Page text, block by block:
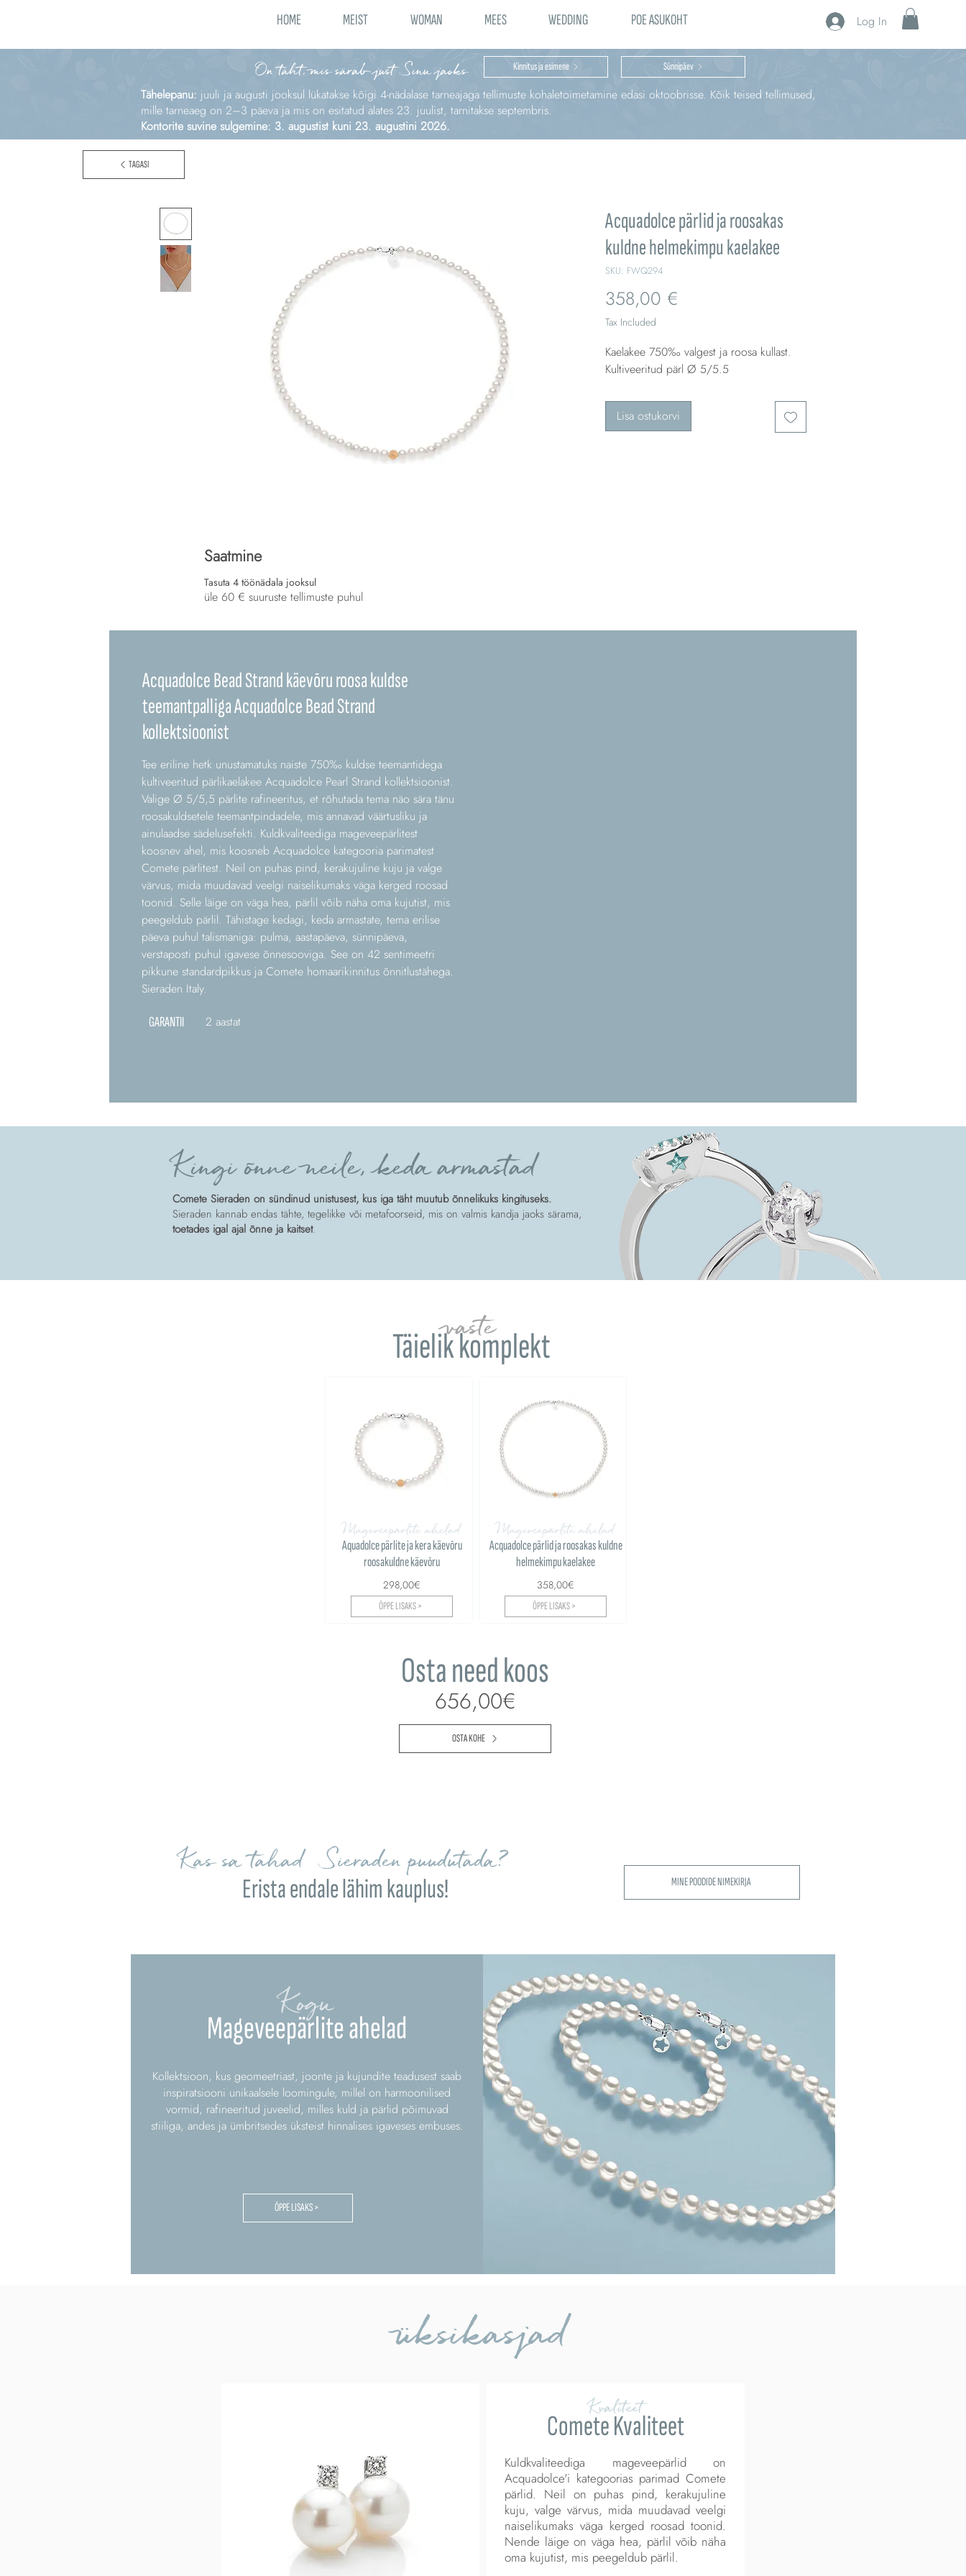
HOME MEIST WOMAN MEES WEDDING POE ASUKOHT Log In
On täht, mis särab just Sinu jaoks Kinnitus ja esimene Sünnipäev
Tähelepanu: juuli ja augusti jooksul lükatakse kõigi 4‑nädalase tarneajaga tellimuste kohaletoimetamine edasi oktoobrisse. Kõik teised tellimused,
mille tarneaeg on 2–3 päeva ja mis on esitatud alates 23. juulist, tarnitakse septembris.
Kontorite suvine sulgemine: 3. augustist kuni 23. augustini 2026.
Acquadolce pärlid ja roosakas
kuldne helmekimpu kaelakee
SKU: FWQ294
358,00 €
Tax Included
Kaelakee 750‰ valgest ja roosa kullast.
Kultiveeritud pärl Ø 5/5.5
Lisa ostukorvi
TAGASI
Saatmine
Tasuta 4 töönädala jooksul
üle 60 € suuruste tellimuste puhul
Acquadolce Bead Strand käevõru roosa kuldse
teemantpalliga Acquadolce Bead Strand
kollektsioonist
Tee eriline hetk unustamatuks naiste 750‰ kuldse teemantidega
kultiveeritud pärlikaelakee Acquadolce Pearl Strand kollektsioonist.
Valige Ø 5/5,5 pärlite rafineeritus, et rõhutada tema näo sära tänu
roosakuldsetele teemantpindadele, mis annavad väärtusliku ja
ainulaadse sädelusefekti. Kuldkvaliteediga mageveepärlitest
koosnev ahel, mis koosneb Acquadolce kategooria parimatest
Comete pärlitest. Neil on puhas pind, kerakujuline kuju ja valge
värvus, mida muudavad veelgi naiselikumaks väga kerged roosad
toonid. Selle läige on väga hea, pärlil võib näha oma kujutist, mis
peegeldub pärlil. Tähistage kedagi, keda armastate, tema erilise
päeva puhul talismaniga: pulma, aastapäeva, sünnipäeva,
verstaposti puhul igavese õnnesooviga. See on 42 sentimeetri
pikkune standardpikkus ja Comete homaarikinnitus õnnitlustähega.
Sieraden Italy.
GARANTII 2 aastat
Kingi õnne neile, keda armastad
Comete Sieraden on sündinud unistusest, kus iga täht muutub õnnelikuks kingituseks.
Sieraden kannab endas tähte, tegelikke või metafoorseid, mis on valmis kandja jaoks särama,
toetades igal ajal õnne ja kaitset.
Täielik komplekt
vaste
Mageveepärlite ahelad
Aquadolce pärlite ja kera käevõru
roosakuldne käevõru
298,00€
ÕPPE LISAKS >
Mageveepärlite ahelad
Acquadolce pärlid ja roosakas kuldne
helmekimpu kaelakee
358,00€
ÕPPE LISAKS >
Osta need koos
656,00€
OSTA KOHE
Kas sa tahad Sieraden puudutada?
Erista endale lähim kauplus! MINE POODIDE NIMEKIRJA
Mageveepärlite ahelad
Kogu
Kollektsioon, kus geomeetriast, joonte ja kujundite teadusest saab
inspiratsiooni unikaalsele loomingule, millel on harmoonilised
vormid, rafineeritud juveelid, milles kuld ja pärlid põimuvad
stiiliga, andes ja ümbritsedes üksteist hinnalises igaveses embuses.
ÕPPE LISAKS >
üksikasjad
Kvaliteet
Comete Kvaliteet
Kuldkvaliteediga mageveepärlid on
Acquadolce'i kategoorias parimad Comete
pärlid. Neil on puhas pind, kerakujuline
kuju, valge värvus, mida muudavad veelgi
naiselikumaks väga kerged roosad toonid.
Nende läige on väga hea, pärlil võib näha
oma kujutist, mis peegeldub pärlil.